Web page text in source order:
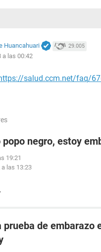
Huancahuari 29.005
a las 00:42
salud.ccm.net/faq/
popo negro, estoy
19:21
a las 13:23
prueba de embarazo